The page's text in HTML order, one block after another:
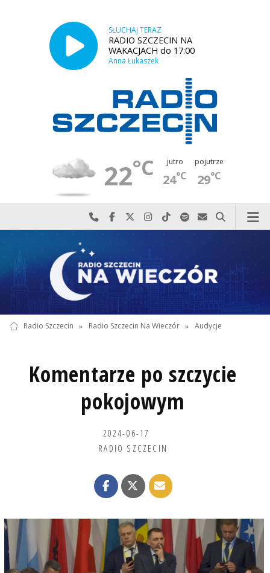
SŁUCHAJ TERAZ
RADIO SZCZECIN NA
WAKACJACH do 17:00
Anna Łukaszek
22°C jutro
24°C
pojutrze
29°C
Najlepiej po prostu do nas zadzwoń
Odwiedź nas na Facebook-u
Odwiedź nas na X
Odwiedź nas na Instagram-ie
Odwiedź nas na TikTok-u
Szukaj nas na Spotify
Wyślij do nas
Szukaj
Radio Szczecin » Radio Szczecin Na Wieczór » Audycje
Komentarze po szczycie
pokojowym
2024-06-17
RADIO SZCZECIN